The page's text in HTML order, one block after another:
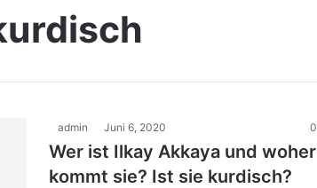
admin Juni 6, 2020 0
Wer ist Ilkay Akkaya und woher
kommt sie? Ist sie kurdisch?